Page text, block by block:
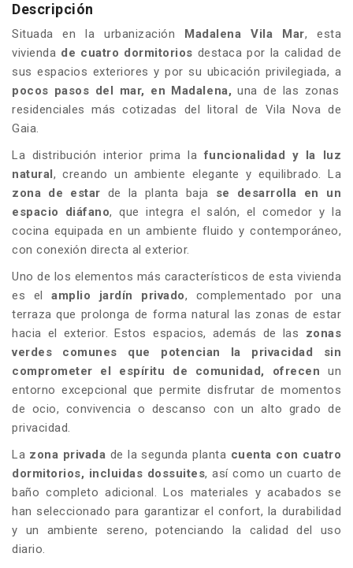
Descripción
Situada en la urbanización Madalena Vila Mar, esta
vivienda de cuatro dormitorios destaca por la calidad de
sus espacios exteriores y por su ubicación privilegiada, a
pocos pasos del mar, en Madalena, una de las zonas
residenciales más cotizadas del litoral de Vila Nova de
Gaia.
La distribución interior prima lafuncionalidad y la luz
natural, creando un ambiente elegante y equilibrado. La
zona de estar de la planta baja se desarrolla en un
espacio diáfano, que integra el salón, el comedor y la
cocina equipada en un ambiente fluido y contemporáneo,
con conexión directa al exterior.
Uno de los elementos más característicos de esta vivienda
es el amplio jardín privado, complementado por una
terraza que prolonga de forma natural las zonas de estar
hacia el exterior. Estos espacios, además de las zonas
verdes comunes que potencian la privacidad sin
comprometer el espíritu de comunidad, ofrecen un
entorno excepcional que permite disfrutar de momentos
de ocio, convivencia o descanso con un alto grado de
privacidad.
La zona privada de la segunda planta cuenta con cuatro
dormitorios, incluidas dossuites, así como un cuarto de
baño completo adicional. Los materiales y acabados se
han seleccionado para garantizar el confort, la durabilidad
y un ambiente sereno, potenciando la calidad del uso
diario.